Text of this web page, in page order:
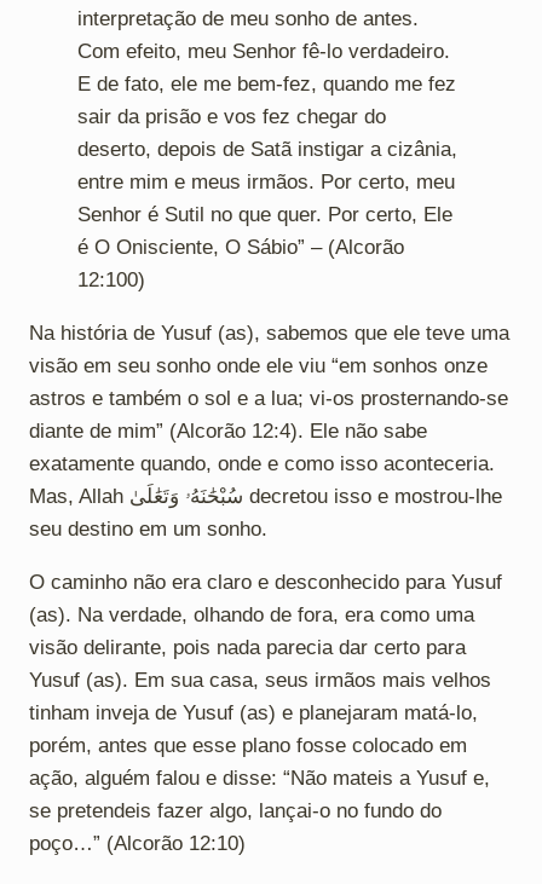
interpretação de meu sonho de antes.
Com efeito, meu Senhor fê-lo verdadeiro.
E de fato, ele me bem-fez, quando me fez
sair da prisão e vos fez chegar do
deserto, depois de Satã instigar a cizânia,
entre mim e meus irmãos. Por certo, meu
Senhor é Sutil no que quer. Por certo, Ele
é O Onisciente, O Sábio” – (Alcorão
12:100)
Na história de Yusuf (as), sabemos que ele teve uma
visão em seu sonho onde ele viu “em sonhos onze
astros e também o sol e a lua; vi-os prosternando-se
diante de mim” (Alcorão 12:4). Ele não sabe
exatamente quando, onde e como isso aconteceria.
Mas, Allah سُبْحَٰنَهُۥ وَتَعَٰلَىٰ decretou isso e mostrou-lhe
seu destino em um sonho.
O caminho não era claro e desconhecido para Yusuf
(as). Na verdade, olhando de fora, era como uma
visão delirante, pois nada parecia dar certo para
Yusuf (as). Em sua casa, seus irmãos mais velhos
tinham inveja de Yusuf (as) e planejaram matá-lo,
porém, antes que esse plano fosse colocado em
ação, alguém falou e disse: “Não mateis a Yusuf e,
se pretendeis fazer algo, lançai-o no fundo do
poço…” (Alcorão 12:10)